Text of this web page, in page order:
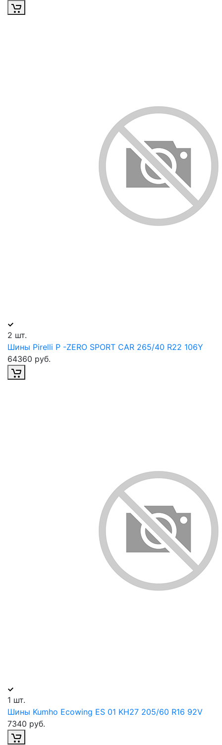
2 шт.
Шины Pirelli P -ZERO SPORT CAR 265/40 R22 106Y
64360 руб.
1 шт.
Шины Kumho Ecowing ES 01 KH27 205/60 R16 92V
7340 руб.